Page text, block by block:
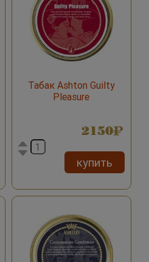
Табак Ashton Guilty
Pleasure
2150
купить